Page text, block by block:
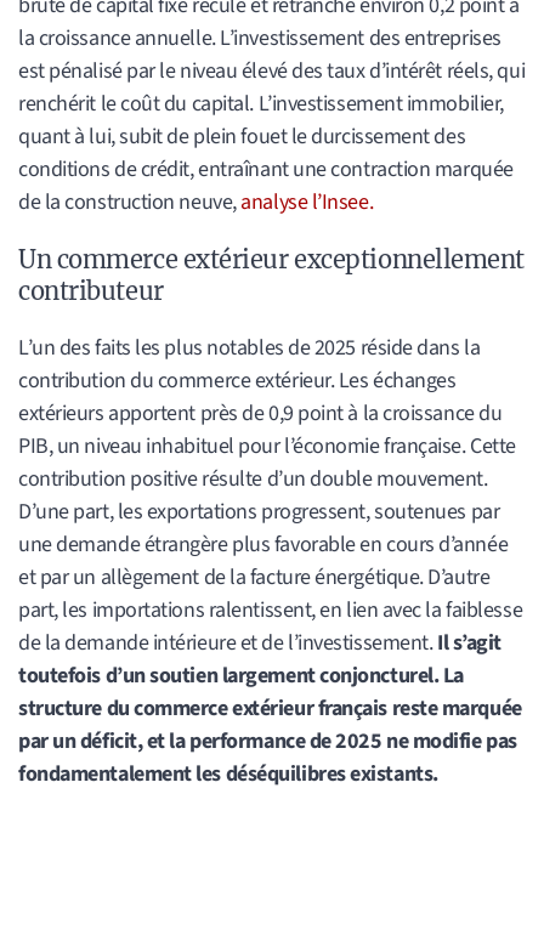
la croissance annuelle. L’investissement des entreprises
est pénalisé par le niveau élevé des taux d’intérêt réels, qui
renchérit le coût du capital. L’investissement immobilier,
quant à lui, subit de plein fouet le durcissement des
conditions de crédit, entraînant une contraction marquée
de la construction neuve,analyse l’Insee.
Un commerce extérieur exceptionnellement
contributeur
L’un des faits les plus notables de 2025 réside dans la
contribution du commerce extérieur. Les échanges
extérieurs apportent près de 0,9 point à la croissance du
PIB, un niveau inhabituel pour l’économie française. Cette
contribution positive résulte d’un double mouvement.
D’une part, les exportations progressent, soutenues par
une demande étrangère plus favorable en cours d’année
et par un allègement de la facture énergétique. D’autre
part, les importations ralentissent, en lien avec la faiblesse
de la demande intérieure et de l’investissement.Il s’agit
toutefois d’un soutien largement conjoncturel. La
structure du commerce extérieur français reste marquée
par un déficit, et la performance de 2025 ne modifie pas
fondamentalement les déséquilibres existants.